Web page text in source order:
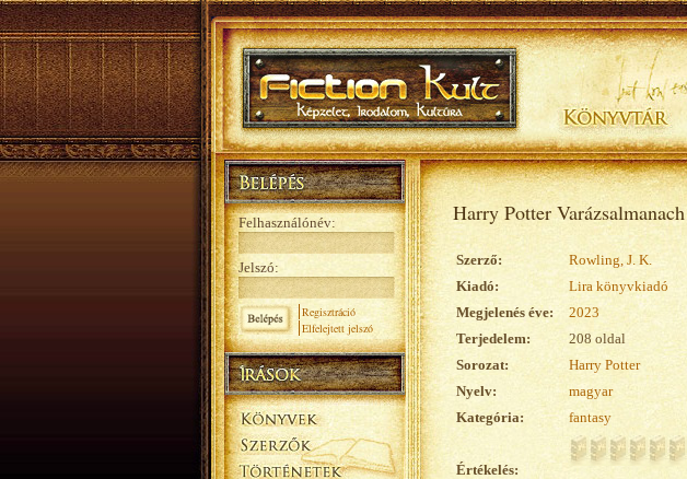
Felhasználónév:
Jelszó:
Regisztráció
Elfelejtett jelszó
Harry Potter Varázsalmanach
Szerző:
Rowling, J. K.
Kiadó:
Lira könyvkiadó
Megjelenés éve:
2023
Terjedelem:
208 oldal
Sorozat:
Harry Potter
Nyelv:
magyar
Kategória:
fantasy
Értékelés: